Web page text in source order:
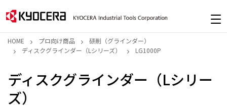
HOME プロ向け商品
研削（グラインダー）
ディスクグラインダー（Lシリーズ）
LG1000P
ディスクグラインダー（Lシリー
ズ）